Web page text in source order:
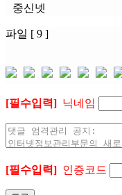
중신넷
파일 [ 9 ]
[필수입력] 닉네임
[필수입력] 인증코드